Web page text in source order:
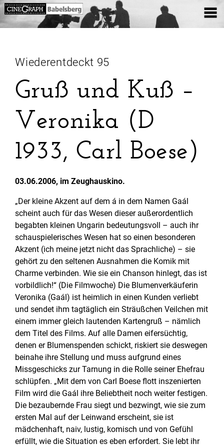
Wiederentdeckt 95
Gruß und Kuß –
Veronika (D
1933, Carl Boese)
03.06.2006, im Zeughauskino.
„Der kleine Akzent auf dem á in dem Namen Gaál
scheint auch für das Wesen dieser außerordentlich
begabten kleinen Ungarin bedeutungsvoll – auch ihr
schauspielerisches Wesen hat so einen besonderen
Akzent (ich meine jetzt nicht das Sprachliche) – sie
gehört zu den seltenen Ausnahmen die Komik mit
Charme verbinden. Wie sie ein Chanson hinlegt, das ist
vorbildlich!“ (Die Filmwoche) Die Blumenverkäuferin
Veronika (Gaál) ist heimlich in einen Kunden verliebt
und sendet ihm tagtäglich ein Sträußchen Veilchen mit
einem immer gleich lautenden Kartengruß – nämlich
dem Titel des Films. Auf alle Damen eifersüchtig,
denen er Blumenspenden schickt, riskiert sie deswegen
beinahe ihre Stellung und muss aufgrund eines
Missgeschicks zur Tarnung in die Rolle seiner Ehefrau
schlüpfen. „Mit dem von Carl Boese flott inszenierten
Film wird die Gaál ihre Beliebtheit noch weiter festigen.
Die bezaubernde Frau siegt und bezwingt, wie sie zum
ersten Mal auf der Leinwand erscheint, sie ist
mädchenhaft, naiv, lustig, komisch und von Gefühl
erfüllt, wie die Situation es eben erfordert. Sie lebt ihr